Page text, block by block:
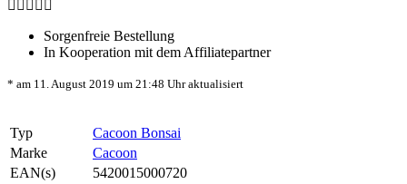
Sorgenfreie Bestellung
In Kooperation mit dem Affiliatepartner
* am 11. August 2019 um 21:48 Uhr aktualisiert
Typ
Cacoon Bonsai
Marke
Cacoon
EAN(s)
5420015000720